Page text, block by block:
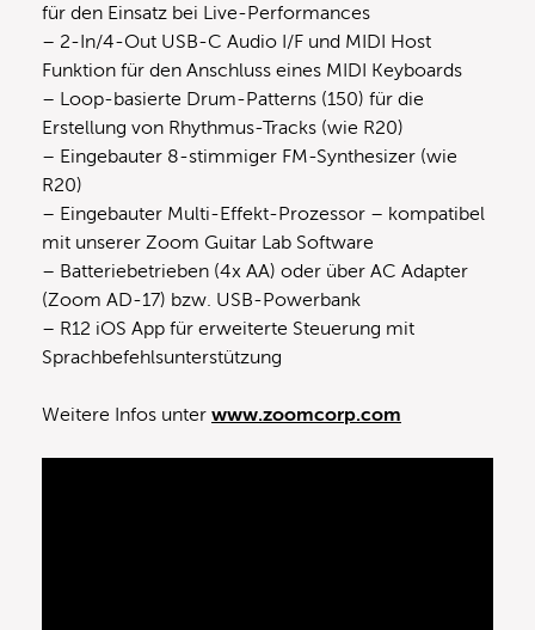
für den Einsatz bei Live-Performances
– 2-In/4-Out USB-C Audio I/F und MIDI Host
Funktion für den Anschluss eines MIDI Keyboards
– Loop-basierte Drum-Patterns (150) für die
Erstellung von Rhythmus-Tracks (wie R20)
– Eingebauter 8-stimmiger FM-Synthesizer (wie
R20)
– Eingebauter Multi-Effekt-Prozessor – kompatibel
mit unserer Zoom Guitar Lab Software
– Batteriebetrieben (4x AA) oder über AC Adapter
(Zoom AD-17) bzw. USB-Powerbank
– R12 iOS App für erweiterte Steuerung mit
Sprachbefehlsunterstützung
Weitere Infos unter www.zoomcorp.com